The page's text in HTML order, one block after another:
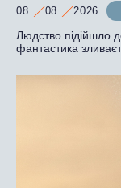
08 08 2026
Людство підійшло
фантастика